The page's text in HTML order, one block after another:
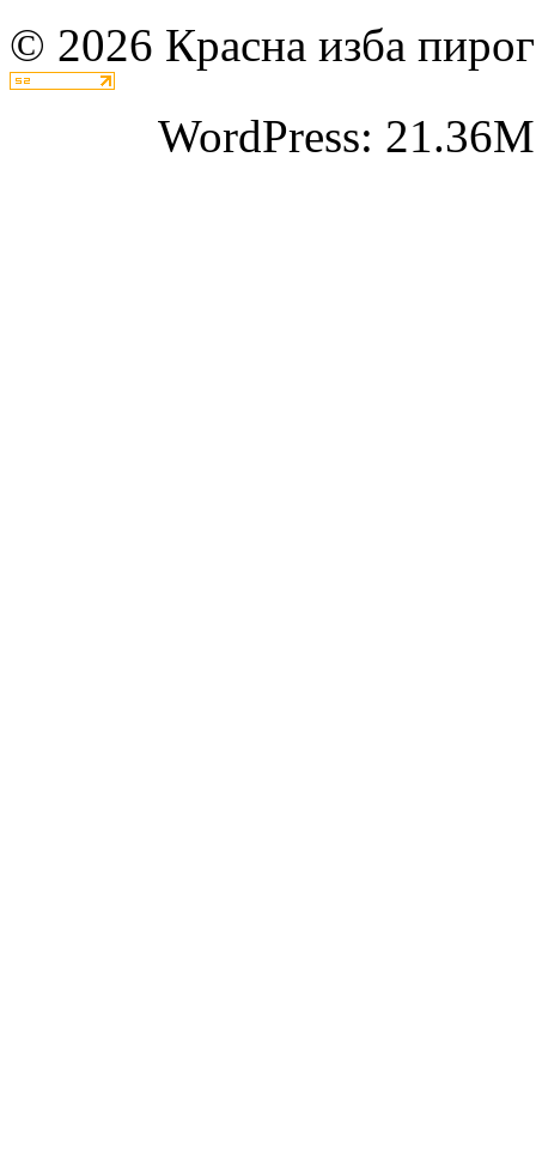
© 2026 Красна изба
WordPress: